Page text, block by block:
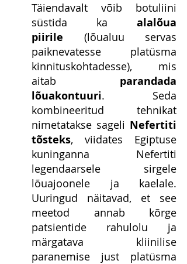
Täiendavalt võib botuliini
süstida ka alalõua
piirile (lõualuu servas
paiknevatesse platüsma
kinnituskohtadesse), mis
aitab parandada
lõuakontuuri. Seda
kombineeritud tehnikat
nimetatakse sageli Nefertiti
tõsteks, viidates Egiptuse
kuninganna Nefertiti
legendaarsele sirgele
lõuajoonele ja kaelale.
Uuringud näitavad, et see
meetod annab kõrge
patsientide rahulolu ja
märgatava kliinilise
paranemise just platüsma